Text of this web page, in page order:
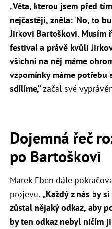
„Věta, kterou jsem před
nejčastěji, zněla: 'No, to
Jirkovi Bartoškovi. Musím
festival a právě kvůli
všichni na něj máme
vzpomínky máme potřebu
sdílíme,“začal své
Dojemná řeč
po Bartoškovi
Marek Eben dále
projevu. „Každý z nás by
zůstal nějaký odkaz, aby
by ten odkaz nebyl ničím